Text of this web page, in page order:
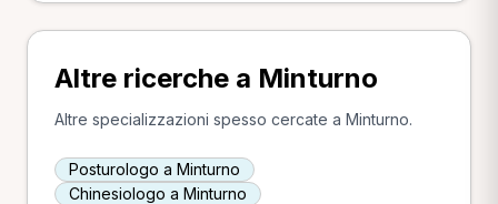
Altre ricerche a Minturno
Altre specializzazioni spesso cercate a Minturno.
Posturologo a Minturno
Chinesiologo a Minturno